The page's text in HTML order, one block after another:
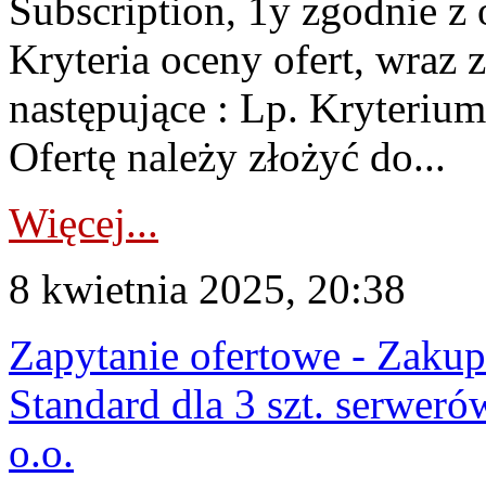
Subscription, 1y zgodnie z
Kryteria oceny ofert, wraz
następujące : Lp.
Ofertę należy złożyć do...
Więcej...
8 kwietnia 2025, 20:38
Zapytanie ofertowe -
Standard dla 3 szt.
o.o.